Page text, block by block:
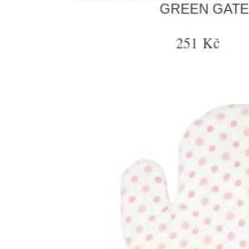
GREEN GATE
251 Kč